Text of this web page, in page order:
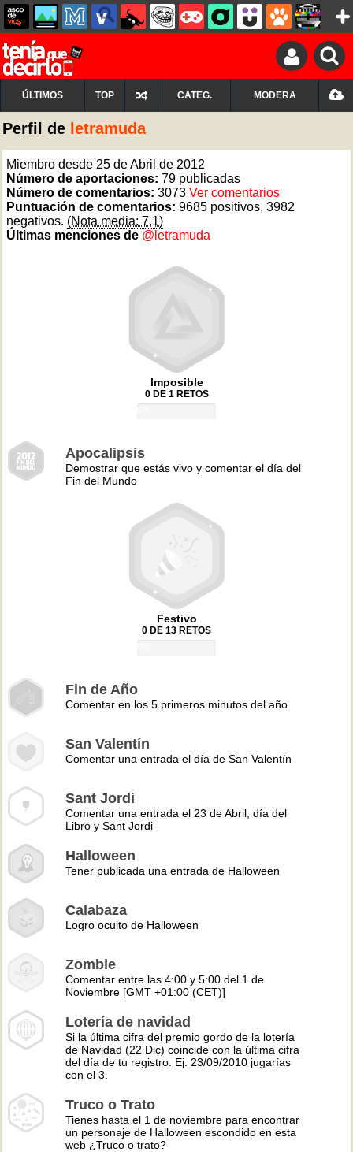
ÚLTIMOS TOP CATEG. MODERA
Perfil de letramuda
Miembro desde 25 de Abril de 2012
Número de aportaciones: 79 publicadas
Número de comentarios: 3073 Ver comentarios
Puntuación de comentarios: 9685 positivos, 3982
negativos. (Nota media: 7,1)
Últimas menciones de @letramuda
Imposible
0 DE 1 RETOS
Apocalipsis
Demostrar que estás vivo y comentar el día del
Fin del Mundo
Festivo
0 DE 13 RETOS
Fin de Año
Comentar en los 5 primeros minutos del año
San Valentín
Comentar una entrada el día de San Valentín
Sant Jordi
Comentar una entrada el 23 de Abril, día del
Libro y Sant Jordi
Halloween
Tener publicada una entrada de Halloween
Calabaza
Logro oculto de Halloween
Zombie
Comentar entre las 4:00 y 5:00 del 1 de
Noviembre [GMT +01:00 (CET)]
Lotería de navidad
Si la última cifra del premio gordo de la lotería
de Navidad (22 Dic) coincide con la última cifra
del día de tu registro. Ej: 23/09/2010 jugarías
con el 3.
Truco o Trato
Tienes hasta el 1 de noviembre para encontrar
un personaje de Halloween escondido en esta
web ¿Truco o trato?